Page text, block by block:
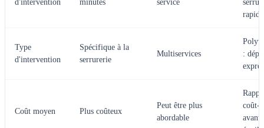
d'intervention
minutes
service
rapide
Type
d'intervention
Spécifique à la
serrurerie
Multiservices
:
Coût moyen Plus coûteux
Peut être plus
abordable
coût-